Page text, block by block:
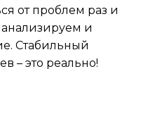
от проблем раз и
и
Стабильный
– это реально!